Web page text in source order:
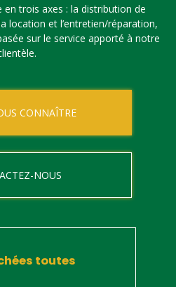
trois axes : la distribution de
location et l’entretien/réparation,
sur le service apporté à notre
CONNAÎTRE
NOUS
toutes